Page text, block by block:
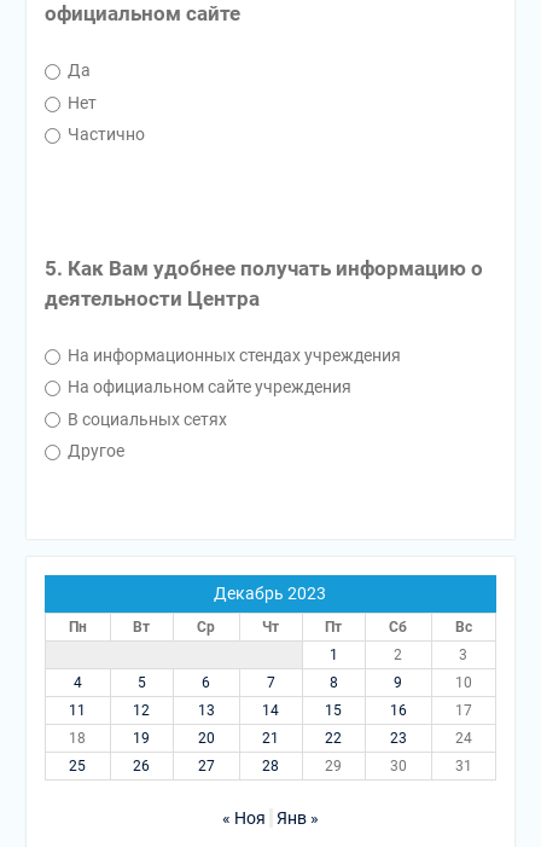
официальном сайте
Да
Нет
Частично
5. Как Вам удобнее получать информацию о
деятельности Центра
На информационных стендах учреждения
На официальном сайте учреждения
В социальных сетях
Другое
Декабрь 2023
Пн Вт Ср Чт Пт Сб
Вс
1
2
3
4
5 6 7 8 9
10
11
12 13 14 15 16
17
18
19 20 21 22 23
24
25
26 27 28 29 30 31
« Ноя Янв »